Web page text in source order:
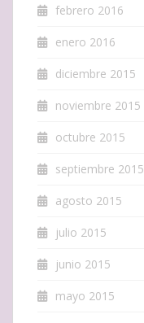
febrero 2016
enero 2016
diciembre 2015
noviembre 2015
octubre 2015
septiembre 2015
agosto 2015
julio 2015
junio 2015
mayo 2015